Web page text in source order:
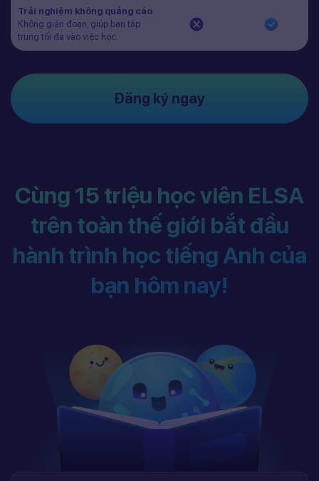
Trải nghiệm không quảng cáo
Không gián đoạn, giúp bạn tập
trung tối đa vào việc học.
Đăng ký ngay
Cùng 15 triệu học viên ELSA
trên toàn thế giới bắt đầu
hành trình học tiếng Anh của
bạn hôm nay!